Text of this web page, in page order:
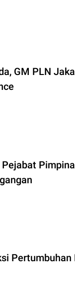
GM PLN
Pertumbuhan